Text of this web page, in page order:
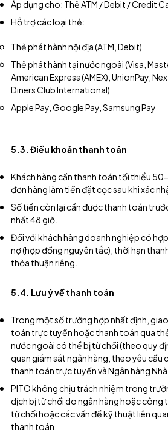
Áp dụng cho: Thẻ ATM / Debit / Credit
Hỗ trợ các loại thẻ:
Thẻ phát hành nội địa (ATM, Debit)
Thẻ phát hành tại nước ngoài (Visa,
American Express (AMEX), UnionPay,
Diners Club International)
Apple Pay, Google Pay, Samsung Pay
5.3. Điều khoản thanh toán
Khách hàng cần thanh toán tối thiểu
đơn hàng làm tiền đặt cọc sau khi xác
Số tiền còn lại cần được thanh toán
nhất 48 giờ.
Đối với khách hàng doanh nghiệp có
nợ (hợp đồng nguyên tắc), thời hạn
thỏa thuận riêng.
5.4. Lưu ý về thanh toán
Trong một số trường hợp nhất định,
toán trực tuyến hoặc thanh toán qua
nước ngoài có thể bị từ chối (theo quy
quan giám sát ngân hàng, theo yêu cầu
thanh toán trực tuyến và Ngân hàng Nhà
PITO không chịu trách nhiệm trong
dịch bị từ chối do ngân hàng hoặc công
từ chối hoặc các vấn đề kỹ thuật liên
thanh toán.